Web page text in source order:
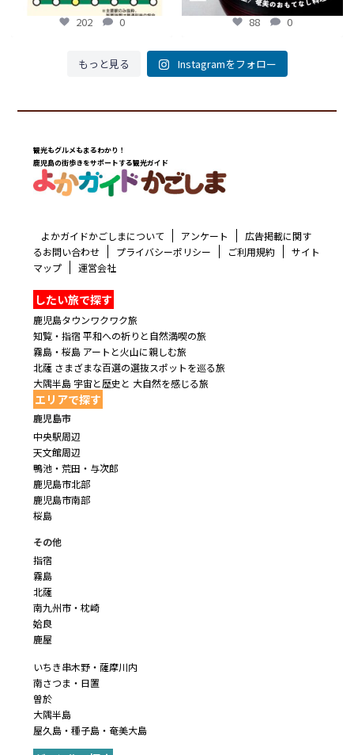
202 0 88 0
もっと見る Instagramをフォロー
観光もグルメもまるわかり！
鹿児島の街歩きをサポートする観光ガイド
よかガイドかごしまについて アンケート
広告掲載に関す
るお問い合わせ
プライバシーポリシー ご利用規約
サイト
マップ
運営会社
したい旅で探す
鹿児島タウンワクワク旅
知覧・指宿 平和への祈りと自然満喫の旅
霧島・桜島 アートと火山に親しむ旅
北薩 さまざまな百選の選抜スポットを巡る旅
大隅半島 宇宙と歴史と 大自然を感じる旅
エリアで探す
鹿児島市
中央駅周辺
天文館周辺
鴨池・荒田・与次郎
鹿児島市北部
鹿児島市南部
桜島
その他
指宿
霧島
北薩
南九州市・枕崎
姶良
鹿屋
いちき串木野・薩摩川内
南さつま・日置
曽於
大隅半島
屋久島・種子島・奄美大島